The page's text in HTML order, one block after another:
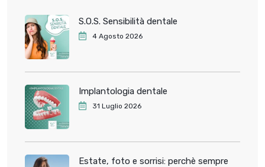
S.O.S. Sensibilità dentale
4 Agosto 2026
Implantologia dentale
31 Luglio 2026
Estate, foto e sorrisi: perchè sempre